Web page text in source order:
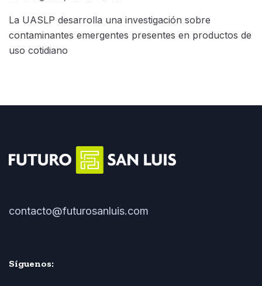
La UASLP desarrolla una investigación sobre
contaminantes emergentes presentes en productos de
uso cotidiano
contacto@futurosanluis.com
Síguenos: